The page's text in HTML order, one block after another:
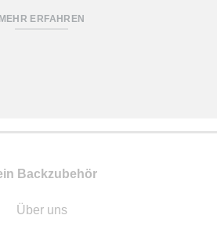
MEHR ERFAHREN
Backzubehör
Über uns